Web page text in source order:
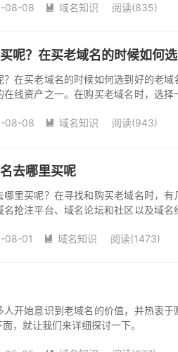
08-08  域名知识 阅读(835)
呢？在买老域名的时候如何选
？在买老域名的时候如何选到好的老
线资产之一。在购买老域名时，选择
08-08  域名知识 阅读(943)
去哪里买呢
哪里买呢？在寻找和购买老域名时，有
抢注平台、域名论坛和社区以及域名
08-01  域名知识 阅读(1473)
人开始意识到老域名的价值，并热衷
，就让我们来详细探讨一下。